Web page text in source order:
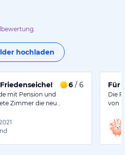
hochladen
6 / 6
mit Pension und
Zimmer die neu…
Für
Die
von